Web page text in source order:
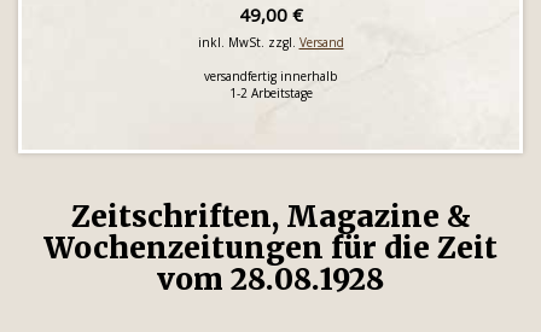
49,00 €
inkl. MwSt. zzgl. Versand
versandfertig innerhalb
1-2 Arbeitstage
Zeitschriften, Magazine &
Wochenzeitungen für die Zeit
vom 28.08.1928